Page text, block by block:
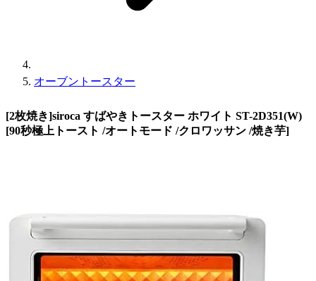
オーブントースター
[2枚焼き]siroca すばやきトースター ホワイト ST-2D351(W)
[90秒極上トースト /オートモード /クロワッサン /焼き芋]